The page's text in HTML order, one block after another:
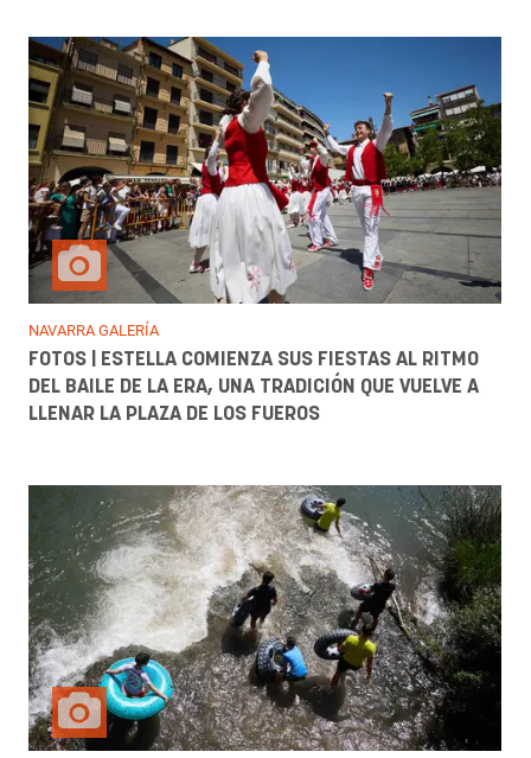
NAVARRA GALERÍA
FOTOS | ESTELLA COMIENZA SUS FIESTAS AL RITMO
DEL BAILE DE LA ERA, UNA TRADICIÓN QUE VUELVE A
LLENAR LA PLAZA DE LOS FUEROS